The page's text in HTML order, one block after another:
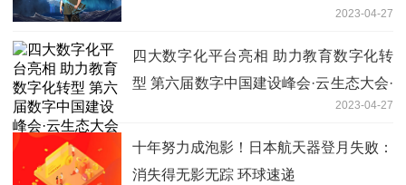
2023-04-27
四大数字化平台亮相 助力教育数字化转
型 第六届数字中国建设峰会·云生态大会·
数字教育论坛在福州举办|环球快看点
2023-04-27
十年努力成泡影！日本航天器登月失败：
消失得无影无踪 环球速递